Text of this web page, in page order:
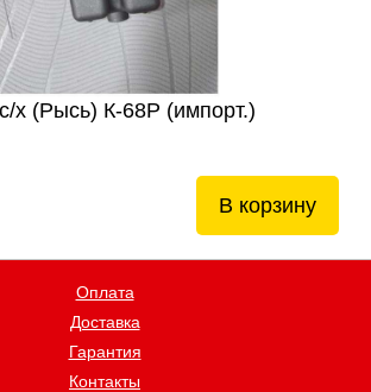
х (Рысь) К-68Р (импорт.)
В корзину
Оплата
Доставка
Гарантия
Контакты